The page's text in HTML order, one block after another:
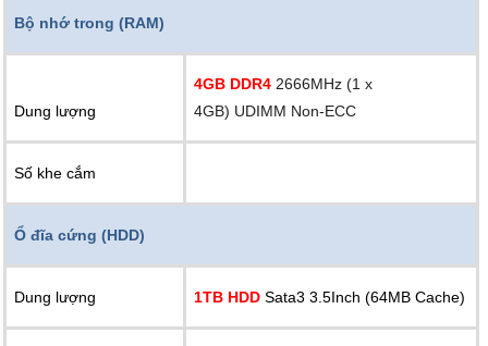
Bộ nhớ trong (RAM)
Dung lượng
4GB DDR4 2666MHz (1 x
4GB) UDIMM Non-ECC
Số khe cắm
Ổ đĩa cứng (HDD)
Dung lượng 1TB HDDSata3 3.5Inch (64MB Cache)